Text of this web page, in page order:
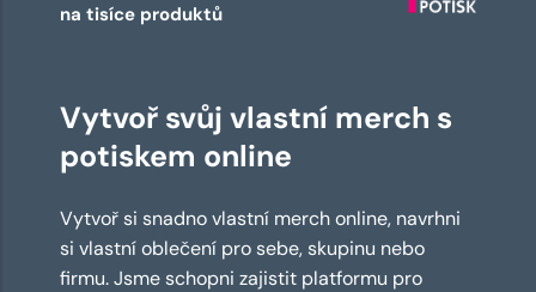
na tisíce produktů
Vytvoř svůj vlastní merch s
potiskem online
Vytvoř si snadno vlastní merch online, navrhni
si vlastní oblečení pro sebe, skupinu nebo
firmu. Jsme schopni zajistit platformu pro